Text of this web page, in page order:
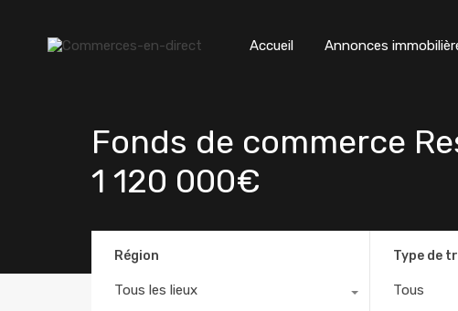
Accueil Annonces
Fonds de commerce
1 120 000€
Région
Tous les lieux
Type de
Tous